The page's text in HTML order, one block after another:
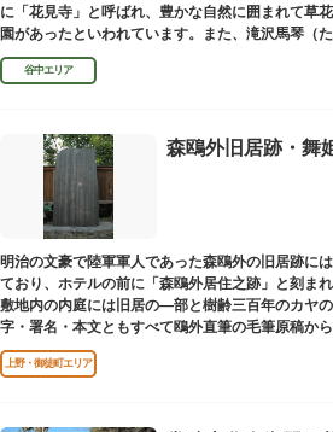
に「花見寺」と呼ばれ、豊かな自然に囲まれて草
園があったといわれています。また、滝沢馬琴（
があります。
谷中エリア
森鴎外旧居跡・舞
明治の文豪で陸軍軍人であった森鴎外の旧居跡に
ており、ホテルの前に「森鴎外居住之跡」と刻ま
敷地内の内庭には旧居の―部と樹齢三百年のカヤ
字・署名・本文ともすべて鴎外直筆の毛筆原稿か
文学碑も建っています。
上野・御徒町エリア